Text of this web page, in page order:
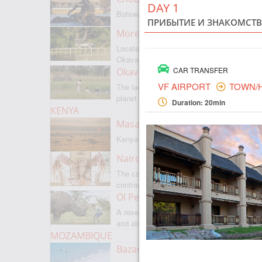
Botswanas most famous park
Moremi Game Reserve
Located on the border with
Okavango
Okavango Delta
The largest internal delta on the
planet
KENYA
Masai Mara
Kenyas most famous park
Nairobi
The capital of Kenya is a city of
contrasts
Ol Pejeta
A reserve where there is everything,
and also rare rhinoceroses
MOZAMBIQUE
Bazaruto Archipelago
DAY 1
ПРИБЫТИЕ И
CAR TRANSFER
VF AIRPORT TOWN/
Duration: 20min